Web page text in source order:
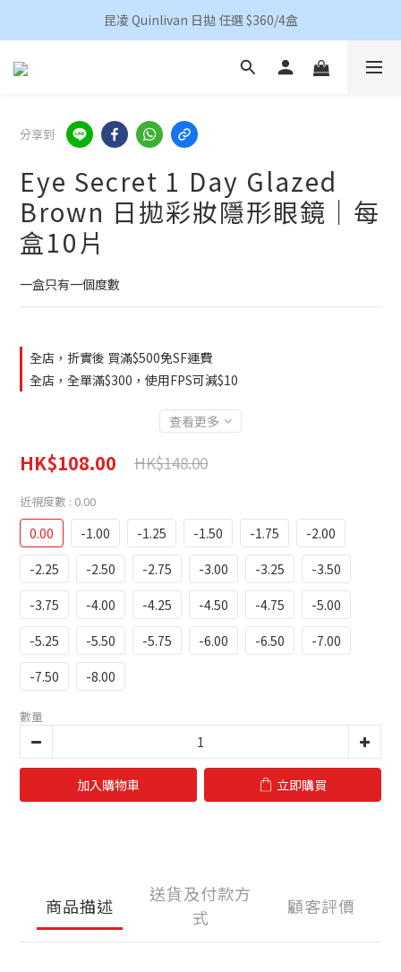
香港地區買滿HKD 500(澳門HKD 600)順豐包郵
昆凌 Quinlivan 日拋 任選 $360/4盒
香港地區買滿HKD 500(澳門HKD 600)順豐包郵
分享到
Eye Secret 1 Day Glazed
Brown 日拋彩妝隱形眼鏡｜每
盒10片
一盒只有一個度數
全店，折實後 買滿$500免SF運費
全店，全單滿$300，使用FPS可減$10
查看更多
HK$108.00 HK$148.00
近視度數 : 0.00
0.00 -1.00 -1.25 -1.50 -1.75
-2.00
-2.25
-2.50 -2.75 -3.00 -3.25
-3.50
-3.75
-4.00 -4.25 -4.50 -4.75
-5.00
-5.25
-5.50 -5.75 -6.00 -6.50
-7.00
-7.50
-8.00
數量
加入購物車 立即購買
商品描述
送貨及付款方
式
顧客評價